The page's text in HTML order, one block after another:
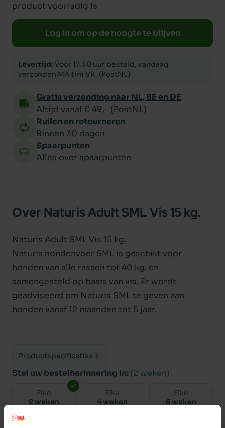
product voorradig is
Log in om op de hoogte te blijven
Levertijd: Voor 17.30 uur besteld, vandaag
verzonden MA t/m VR. (PostNL)
Gratis verzending naar NL, BE en DE
Altijd vanaf € 49,- (PostNL)
Ruilen en retourneren
Binnen 30 dagen
Spaarpunten
Alles over spaarpunten
Over Naturis Adult SML Vis 15 kg.
Naturis Adult SML Vis 15 kg.
Naturis hondenvoer SML is geschikt voor
honden van alle rassen tot 40 kg. en
samengesteld op basis van vis. Er wordt
geadviseerd om Naturis SML te geven aan
honden vanaf 12 maanden tot 5 jaar.
Productspecificaties
Stel uw bestelherinnering in: (2 weken)
Elke
2 weken
Elke
4 weken
Elke
6 weken